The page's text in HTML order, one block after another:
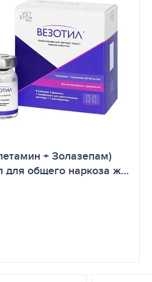
+ Золазепам)
для общего наркоза ж…